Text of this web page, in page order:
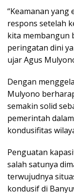
“Keamanan
respons setelah
kita membangun
peringatan dini
ujar Agus
Dengan
Mulyono
semakin solid
pemerintah
kondusifitas
Penguatan
salah satunya
terwujudnya
kondusif di